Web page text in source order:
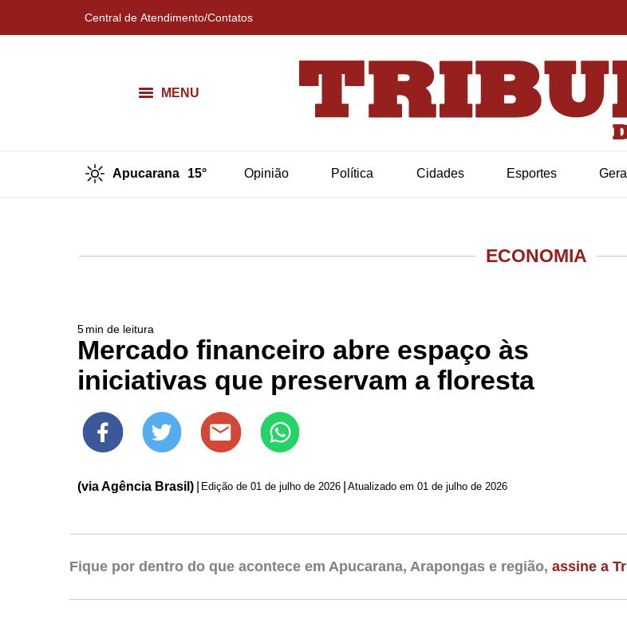
Central de Atendimento/Contatos
MENU
Apucarana 15° Opinião Política Cidades Esportes Geral
ECONOMIA
5min de leitura
Mercado financeiro abre espaço às
iniciativas que preservam a floresta
(via Agência Brasil) Edição de 01 de julho de 2026 Atualizado em 01 de julho de 2026
Fique por dentro do que acontece em Apucarana, Arapongas e região, assine a